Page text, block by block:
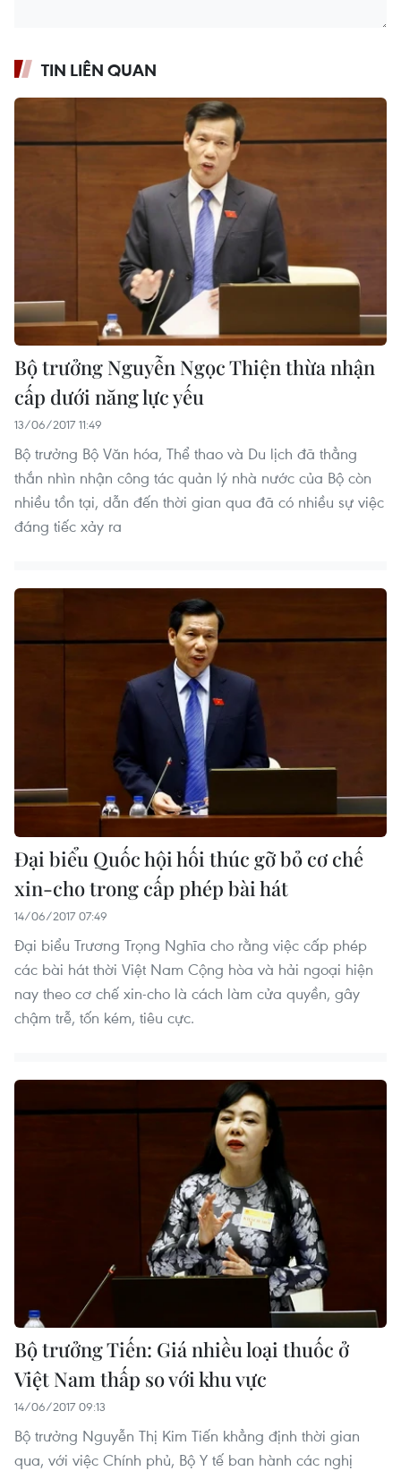
TIN LIÊN QUAN
Bộ trưởng Nguyễn Ngọc Thiện thừa nhận
cấp dưới năng lực yếu
13/06/2017 11:49
Bộ trưởng Bộ Văn hóa, Thể thao và Du lịch đã thẳng
thắn nhìn nhận công tác quản lý nhà nước của Bộ còn
nhiều tồn tại, dẫn đến thời gian qua đã có nhiều sự việc
đáng tiếc xảy ra
Đại biểu Quốc hội hối thúc gỡ bỏ cơ chế
xin-cho trong cấp phép bài hát
14/06/2017 07:49
Đại biểu Trương Trọng Nghĩa cho rằng việc cấp phép
các bài hát thời Việt Nam Cộng hòa và hải ngoại hiện
nay theo cơ chế xin-cho là cách làm cửa quyền, gây
chậm trễ, tốn kém, tiêu cực.
Bộ trưởng Tiến: Giá nhiều loại thuốc ở
Việt Nam thấp so với khu vực
14/06/2017 09:13
Bộ trưởng Nguyễn Thị Kim Tiến khẳng định thời gian
qua, với việc Chính phủ, Bộ Y tế ban hành các nghị